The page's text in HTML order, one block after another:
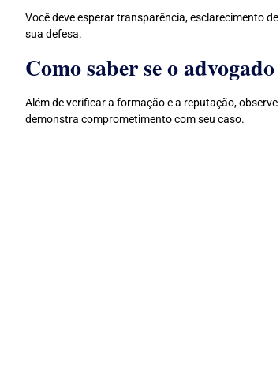
Você deve esperar transparência, esclarecimento
sua defesa.
Como saber se o
Além de verificar a formação e a reputação,
demonstra comprometimento com seu caso.